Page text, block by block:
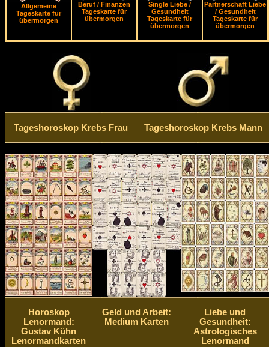
Allgemeine
Tageskarte für
übermorgen
Beruf / Finanzen
Tageskarte für
übermorgen
Single Liebe /
Gesundheit
Tageskarte für
übermorgen
Partnerschaft Liebe
/ Gesundheit
Tageskarte für
übermorgen
Tageshoroskop Krebs Frau Tageshoroskop Krebs Mann
Horoskop
Lenormand:
Gustav Kühn
Lenormandkarten
Geld und Arbeit:
Medium Karten
Liebe und
Gesundheit:
Astrologisches
Lenormand